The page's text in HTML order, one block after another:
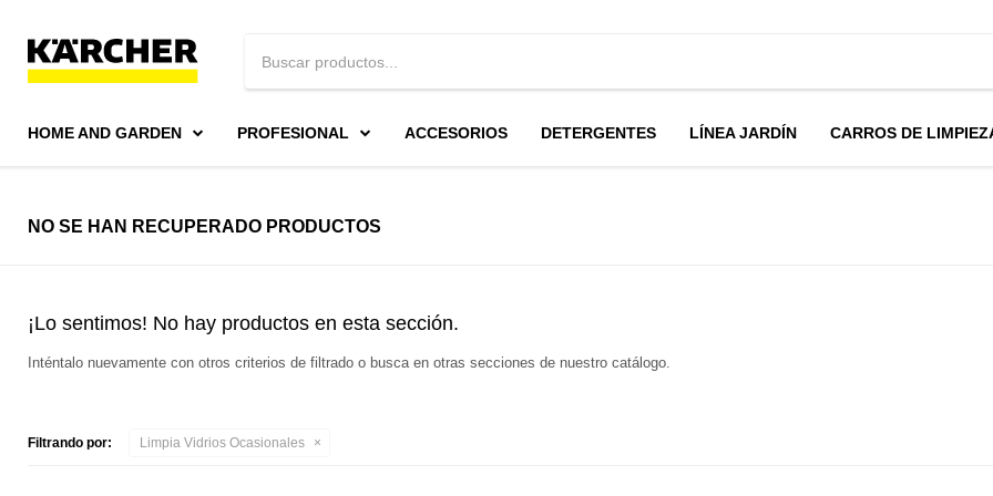
HOME AND GARDEN PROFESIONAL ACCESORIOS DETERGENTES LÍNEA JARDÍN CARROS DE
NO SE HAN RECUPERADO PRODUCTOS
¡Lo sentimos! No hay productos en esta sección.
Inténtalo nuevamente con otros criterios de filtrado o busca en otras secciones de nuestro catálogo.
Filtrando por: Limpia Vidrios Ocasionales